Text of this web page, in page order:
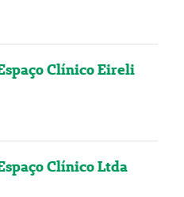
Clínico Eireli
Clínico Ltda